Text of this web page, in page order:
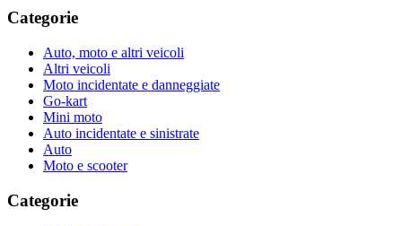
Categorie
Auto, moto e altri veicoli
Altri veicoli
Moto incidentate e danneggiate
Go-kart
Mini moto
Auto incidentate e sinistrate
Auto
Moto e scooter
Categorie